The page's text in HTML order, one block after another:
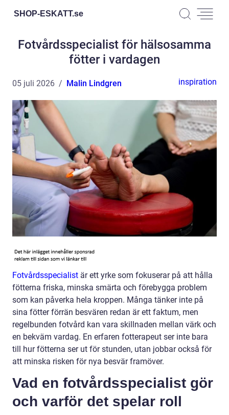
SHOP-ESKATT.se
Fotvårdsspecialist för hälsosamma
fötter i vardagen
05 juli 2026 Malin Lindgren inspiration
Fotvårdsspecialist är ett yrke som fokuserar på att hålla
fötterna friska, minska smärta och förebygga problem
som kan påverka hela kroppen. Många tänker inte på
sina fötter förrän besvären redan är ett faktum, men
regelbunden fotvård kan vara skillnaden mellan värk och
en bekväm vardag. En erfaren fotterapeut ser inte bara
till hur fötterna ser ut för stunden, utan jobbar också för
att minska risken för nya besvär framöver.
Vad en fotvårdsspecialist gör
och varför det spelar roll